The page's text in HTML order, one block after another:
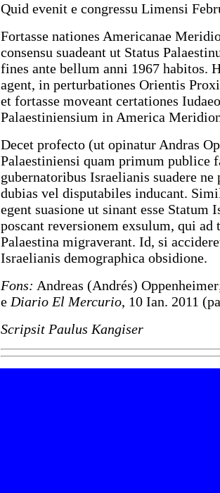
Quid evenit e congressu Limensi
Fortasse nationes Americanae
consensu suadeant ut Status
fines ante bellum anni 1967 habitos.
agent, in perturbationes Orientis
et fortasse moveant certationes
Palaestiniensium in America
Decet profecto (ut opinatur Andras
Palaestiniensi quam primum publice
gubernatoribus Israelianis suadere
dubias vel disputabiles inducant.
egent suasione ut sinant esse Statum
poscant reversionem exsulum, qui
Palaestina migraverant. Id, si
Israelianis demographica obsidione.
Fons: Andreas (Andrés)
e Diario El Mercurio, 10 Ian. 2011
Scripsit Paulus Kangiser